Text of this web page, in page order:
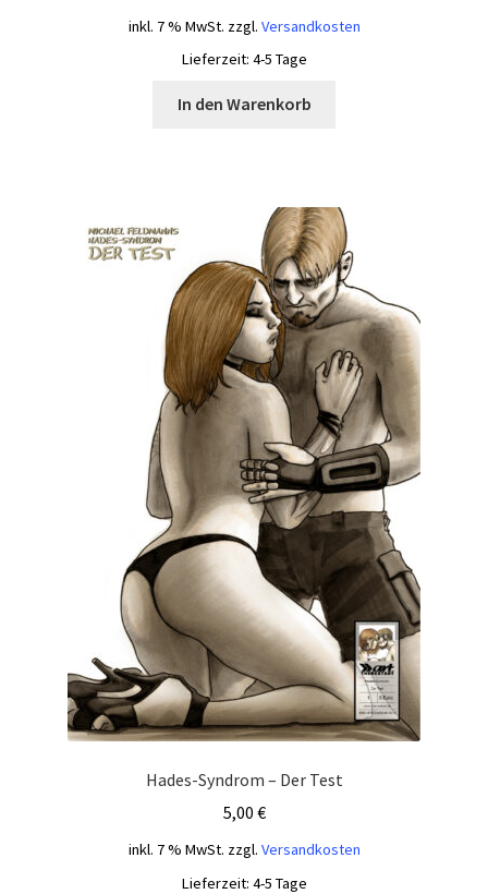
inkl. 7 % MwSt. zzgl. Versandkosten
Lieferzeit: 4-5 Tage
In den Warenkorb
Hades-Syndrom – Der Test
5,00 €
inkl. 7 % MwSt. zzgl. Versandkosten
Lieferzeit: 4-5 Tage